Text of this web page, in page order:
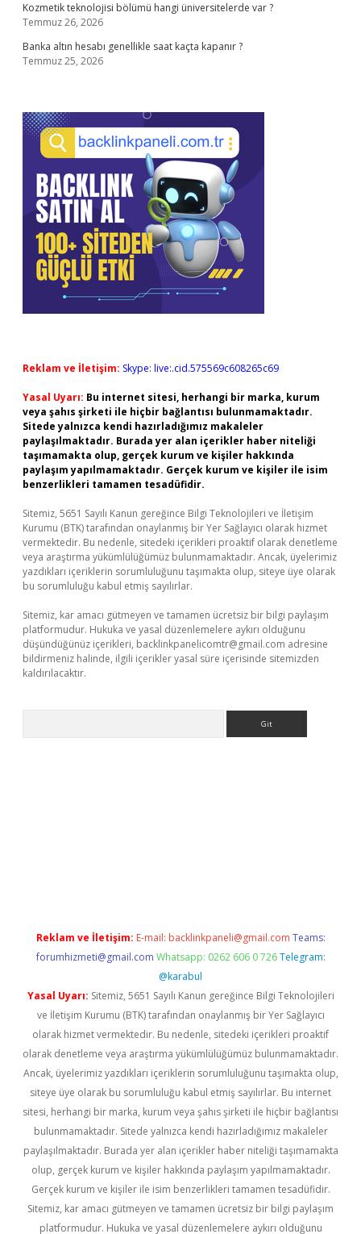
Kozmetik teknolojisi bölümü hangi üniversitelerde var ?
Temmuz 26, 2026
Banka altın hesabı genellikle saat kaçta kapanır ?
Temmuz 25, 2026
Reklam ve İletişim: Skype: live:.cid.575569c608265c69
Yasal Uyarı: Bu internet sitesi, herhangi bir marka, kurum
veya şahıs şirketi ile hiçbir bağlantısı bulunmamaktadır.
Sitede yalnızca kendi hazırladığımız makaleler
paylaşılmaktadır. Burada yer alan içerikler haber niteliği
taşımamakta olup, gerçek kurum ve kişiler hakkında
paylaşım yapılmamaktadır. Gerçek kurum ve kişiler ile isim
benzerlikleri tamamen tesadüfidir.
Sitemiz, 5651 Sayılı Kanun gereğince Bilgi Teknolojileri ve İletişim
Kurumu (BTK) tarafından onaylanmış bir Yer Sağlayıcı olarak hizmet
vermektedir. Bu nedenle, sitedeki içerikleri proaktif olarak denetleme
veya araştırma yükümlülüğümüz bulunmamaktadır. Ancak, üyelerimiz
yazdıkları içeriklerin sorumluluğunu taşımakta olup, siteye üye olarak
bu sorumluluğu kabul etmiş sayılırlar.
Sitemiz, kar amacı gütmeyen ve tamamen ücretsiz bir bilgi paylaşım
platformudur. Hukuka ve yasal düzenlemelere aykırı olduğunu
düşündüğünüz içerikleri, backlinkpanelicomtr@gmail.com adresine
bildirmeniz halinde, ilgili içerikler yasal süre içerisinde sitemizden
kaldırılacaktır.
Reklam ve İletişim: E-mail: backlinkpaneli@gmail.com Teams:
forumhizmeti@gmail.com Whatsapp: 0262 606 0 726 Telegram:
@karabul
Yasal Uyarı: Sitemiz, 5651 Sayılı Kanun gereğince Bilgi Teknolojileri
ve İletişim Kurumu (BTK) tarafından onaylanmış bir Yer Sağlayıcı
olarak hizmet vermektedir. Bu nedenle, sitedeki içerikleri proaktif
olarak denetleme veya araştırma yükümlülüğümüz bulunmamaktadır.
Ancak, üyelerimiz yazdıkları içeriklerin sorumluluğunu taşımakta olup,
siteye üye olarak bu sorumluluğu kabul etmiş sayılırlar. Bu internet
sitesi, herhangi bir marka, kurum veya şahıs şirketi ile hiçbir bağlantısı
bulunmamaktadır. Sitede yalnızca kendi hazırladığımız makaleler
paylaşılmaktadır. Burada yer alan içerikler haber niteliği taşımamakta
olup, gerçek kurum ve kişiler hakkında paylaşım yapılmamaktadır.
Gerçek kurum ve kişiler ile isim benzerlikleri tamamen tesadüfidir.
Sitemiz, kar amacı gütmeyen ve tamamen ücretsiz bir bilgi paylaşım
platformudur. Hukuka ve yasal düzenlemelere aykırı olduğunu